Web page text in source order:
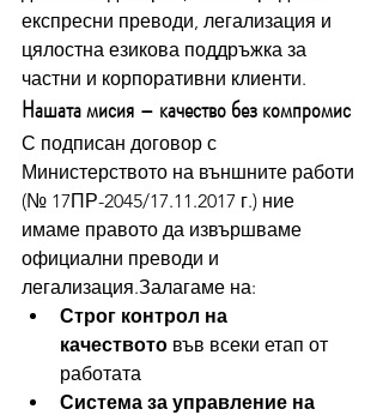
експресни преводи, легализация и
цялостна езикова поддръжка за
частни и корпоративни клиенти.
Нашата мисия – качество без компромис
С подписан договор с
Министерството на външните работи
(№ 17ПР-2045/17.11.2017 г.) ние
имаме правото да извършваме
официални преводи и
легализация.Залагаме на:
Строг контрол на
качеството във всеки етап от
работата
Система за управление на